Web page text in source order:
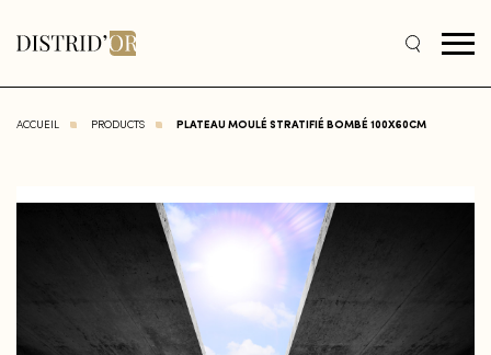
ACCUEIL PRODUCTS PLATEAU MOULÉ STRATIFIÉ BOMBÉ 100X60CM